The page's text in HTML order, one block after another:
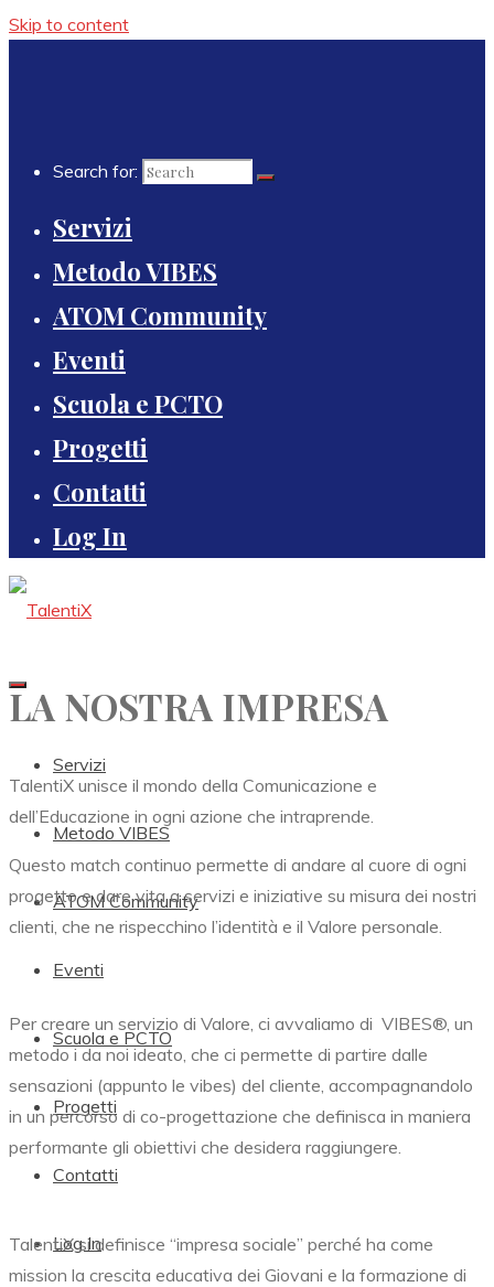
Skip to content
Search for:
Servizi
Metodo VIBES
ATOM Community
Eventi
Scuola e PCTO
Progetti
Contatti
Log In
Servizi
Metodo VIBES
ATOM Community
Eventi
Scuola e PCTO
Progetti
Contatti
Log In
LA NOSTRA IMPRESA
TalentiX unisce il mondo della Comunicazione e
dell’Educazione in ogni azione che intraprende.
Questo match continuo permette di andare al cuore di ogni
progetto e dare vita a servizi e iniziative su misura dei nostri
clienti, che ne rispecchino l’identità e il Valore personale.
Per creare un servizio di Valore, ci avvaliamo di VIBES®, un
metodo i da noi ideato, che ci permette di partire dalle
sensazioni (appunto le vibes) del cliente, accompagnandolo
in un percorso di co-progettazione che definisca in maniera
performante gli obiettivi che desidera raggiungere.
TalentiX si definisce “impresa sociale” perché ha come
mission la crescita educativa dei Giovani e la formazione di